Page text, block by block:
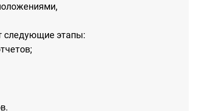
следующие этапы: